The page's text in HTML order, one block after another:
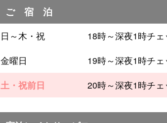
ご 宿 泊
日～木・祝
18時～深夜1時チ
金曜日
19時～深夜1時チ
土・祝前日
20時～深夜1時チ